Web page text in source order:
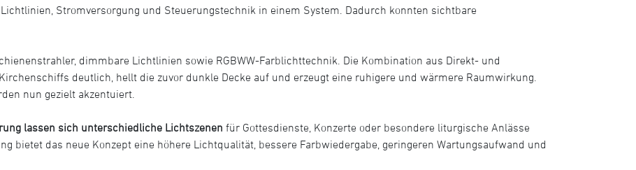
Stromversorgung und Steuerungstechnik in einem System. Dadurch konnten sichtbare
dimmbare Lichtlinien sowie RGBWW-Farblichttechnik. Die Kombination aus Direkt- und
deutlich, hellt die zuvor dunkle Decke auf und erzeugt eine ruhigere und wärmere Raumwirkung.
nun gezielt akzentuiert.
lassen sich unterschiedliche Lichtszenen für Gottesdienste, Konzerte oder besondere liturgische Anlässe
bietet das neue Konzept eine höhere Lichtqualität, bessere Farbwiedergabe, geringeren Wartungsaufwand und